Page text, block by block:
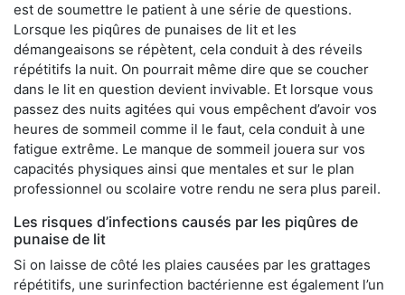
est de soumettre le patient à une série de questions.
Lorsque les piqûres de punaises de lit et les
démangeaisons se répètent, cela conduit à des réveils
répétitifs la nuit. On pourrait même dire que se coucher
dans le lit en question devient invivable. Et lorsque vous
passez des nuits agitées qui vous empêchent d’avoir vos
heures de sommeil comme il le faut, cela conduit à une
fatigue extrême. Le manque de sommeil jouera sur vos
capacités physiques ainsi que mentales et sur le plan
professionnel ou scolaire votre rendu ne sera plus pareil.
Les risques d’infections causés par les piqûres de
punaise de lit
Si on laisse de côté les plaies causées par les grattages
répétitifs, une surinfection bactérienne est également l’un